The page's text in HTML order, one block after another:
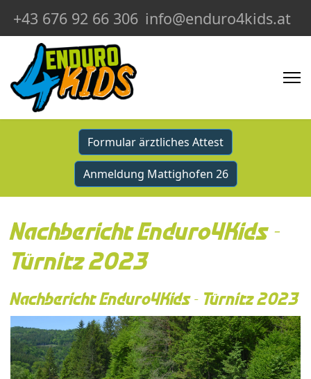
+43 676 92 66 306 info@enduro4kids.at
Formular ärztliches Attest
Anmeldung Mattighofen 26
Nachbericht Enduro4Kids -
Türnitz 2023
Nachbericht Enduro4Kids - Türnitz 2023